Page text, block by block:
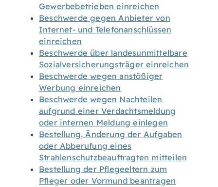
Gewerbebetrieben einreichen
Beschwerde gegen Anbieter von
Internet- und Telefonanschlüssen
einreichen
Beschwerde über landesunmittelbare
Sozialversicherungsträger einreichen
Beschwerde wegen anstößiger
Werbung einreichen
Beschwerde wegen Nachteilen
aufgrund einer Verdachtsmeldung
oder internen Meldung einlegen
Bestellung, Änderung der Aufgaben
oder Abberufung eines
Strahlenschutzbeauftragten mitteilen
Bestellung der Pflegeeltern zum
Pfleger oder Vormund beantragen